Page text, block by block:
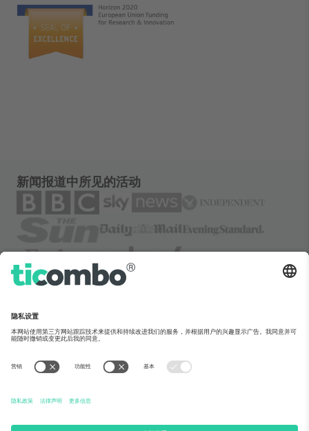
新闻报道中所见的活动
关于Ticombo
团队介绍
TixProtect保障计划
服务条款
常见问题
运作方式